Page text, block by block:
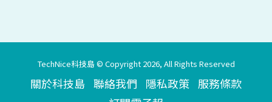
TechNice科技島 © Copyright 2026, All Rights Reserved
關於科技島 聯絡我們 隱私政策 服務條款